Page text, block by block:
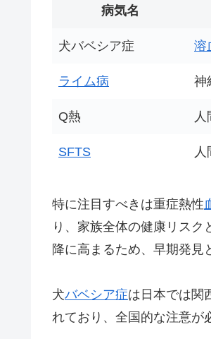
病気名
犬バベシア症 溶
ライム病 神
Q熱 人
SFTS
特に注目すべきは重症熱性
り、家族全体の健康リス
降に高まるため、早期発見
犬バベシア症は日本では関
れており、全国的な注意が